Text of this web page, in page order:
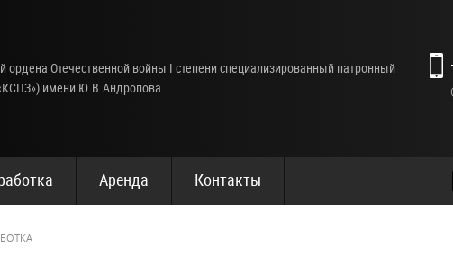
ордена Отечественной войны I степени специализированный патронный
имени Ю.В.Андропова
Аренда Контакты